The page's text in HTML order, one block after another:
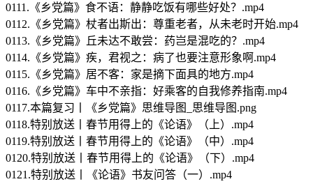
0111.《乡党篇》食不语：静静吃饭有哪些好处？.mp4
0112.《乡党篇》杖者出斯出：尊重老者，从未老时开始.mp4
0113.《乡党篇》丘未达不敢尝：药岂是混吃的？.mp4
0114.《乡党篇》疾，君视之：病了也要注意形象啊.mp4
0115.《乡党篇》居不客：家是摘下面具的地方.mp4
0116.《乡党篇》车中不亲指：好乘客的自我修养指南.mp4
0117.本篇复习丨《乡党篇》思维导图_思维导图.png
0118.特别放送丨春节用得上的《论语》（上）.mp4
0119.特别放送丨春节用得上的《论语》（中）.mp4
0120.特别放送丨春节用得上的《论语》（下）.mp4
0121.特别放送丨《论语》书友问答（一）.mp4